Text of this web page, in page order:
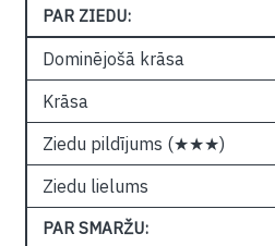
PAR ZIEDU:
Dominējošā krāsa
Krāsa
Ziedu pildījums (★★★)
Ziedu lielums
PAR SMARŽU: